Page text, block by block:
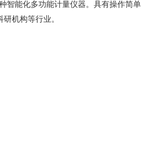
能化多功能计量仪器。具有操作简单
机构等行业。